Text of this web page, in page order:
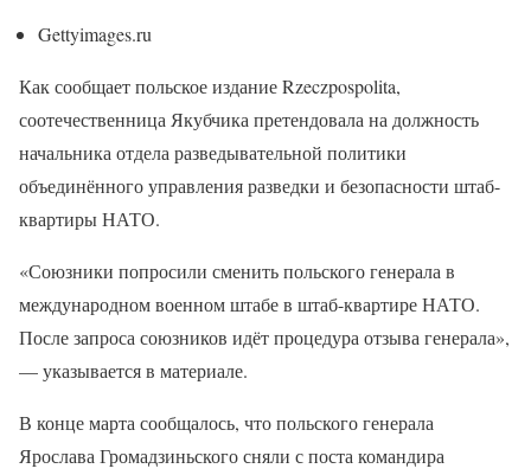
Gettyimages.ru
Как сообщает польское издание Rzeczpospolita,
соотечественница Якубчика претендовала на должность
начальника отдела разведывательной политики
объединённого управления разведки и безопасности штаб-
квартиры НАТО.
«Союзники попросили сменить польского генерала в
международном военном штабе в штаб-квартире НАТО.
После запроса союзников идёт процедура отзыва генерала»,
— указывается в материале.
В конце марта сообщалось, что польского генерала
Ярослава Громадзиньского сняли с поста командира